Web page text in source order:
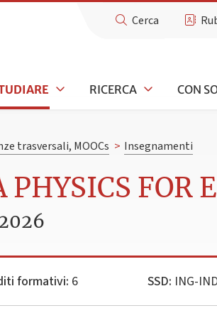
Cerca
RICERCA CON
trasversali, MOOCs > Insegnamenti
FOR
formativi: 6 SSD: ING-